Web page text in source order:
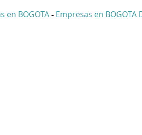
en BOGOTA - Empresas en BOGOTA